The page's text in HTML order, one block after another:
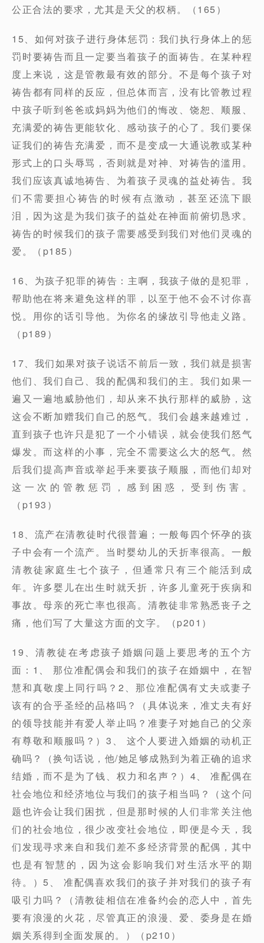
公正合法的要求，尤其是天父的权柄。（165）
15、如何对孩子进行身体惩罚：我们执行身体上的惩
罚时要祷告而且一定要当着孩子的面祷告。在某种程
度上来说，这是管教最有效的部分。不是每个孩子对
祷告都有同样的反应，但总体而言，没有比管教过程
中孩子听到爸爸或妈妈为他们的悔改、饶恕、顺服、
充满爱的祷告更能软化、感动孩子的心了。我们要保
证我们的祷告充满爱，而不是变成一大通说教或某种
形式上的口头辱骂，否则就是对神、对祷告的滥用。
我们应该真诚地祷告、为着孩子灵魂的益处祷告。我
们不需要担心祷告的时候有点激动，甚至还流下眼
泪，因为这是为我们孩子的益处在神面前俯切恳求。
祷告的时候我们的孩子需要感受到我们对他们灵魂的
爱。（p185）
16、为孩子犯罪的祷告：主啊，我孩子做的是犯罪，
帮助他在将来避免这样的罪，以至于他不会不讨你喜
悦。用你的话引导他。为你名的缘故引导他走义路。
（p189）
17、我们如果对孩子说话不前后一致，我们就是损害
他们、我们自己、我的配偶和我们的主。我们如果一
遍又一遍地威胁他们，却从来不执行那样的威胁，这
这会不断加赠我们自己的怒气。我们会越来越难过，
直到孩子也许只是犯了一个小错误，就会使我们怒气
爆发。而这样的小事，完全不需要这么大的怒气。然
后我们提高声音或举起手来要孩子顺服，而他们却对
这一次的管教惩罚，感到困惑，受到伤害。
（p193）
18、流产在清教徒时代很普遍；一般每四个怀孕的孩
子中会有一个流产。当时婴幼儿的夭折率很高。一般
清教徒家庭生七个孩子，但通常只有三个能活到成
年。许多婴儿在出生时就夭折，许多儿童死于疾病和
事故。母亲的死亡率也很高。清教徒非常熟悉丧子之
痛，他们写了大量这方面的文字。（p201）
19、清教徒在考虑孩子婚姻问题上要思考的五个方
面：1、 那位准配偶会和我们的孩子在婚姻中，在智
慧和真敬虔上同行吗？2、那位准配偶有丈夫或妻子
该有的合乎圣经的品格吗？（具体说来，准丈夫有好
的领导技能并有爱人举止吗？准妻子对她自己的父亲
有尊敬和顺服吗？）3、 这个人要进入婚姻的动机正
确吗？（换句话说，他/她足够成熟到为着正确的追求
结婚，而不是为了钱、权力和名声？）4、 准配偶在
社会地位和经济地位与我们的孩子相当吗？（这个问
题也许会让我们困扰，但是那时候的人们非常关注他
们的社会地位，很少改变社会地位，即便是今天，我
们发现寻求来自和我们差不多经济背景的配偶，其中
也是有智慧的，因为这会影响我们对生活水平的期
待。）5、 准配偶喜欢我们的孩子并对我们的孩子有
吸引力吗？（清教徒相信在准备约会的恋人中，首先
要有浪漫的火花，尽管真正的浪漫、爱、委身是在婚
姻关系得到全面发展的。）（p210）